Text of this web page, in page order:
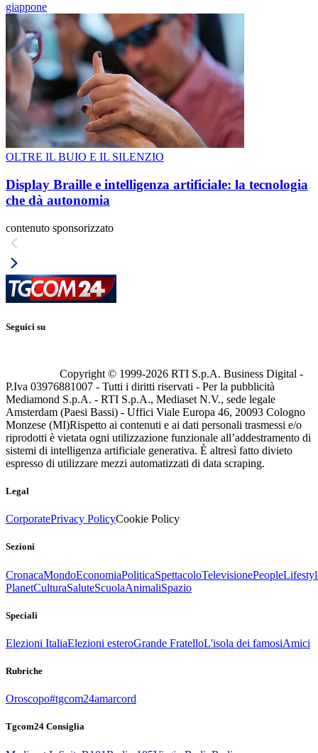
giappone
OLTRE IL BUIO E IL SILENZIO
Display Braille e intelligenza artificiale: la tecnologia
che dà autonomia
contenuto sponsorizzato
Seguici su
Copyright © 1999-2026 RTI S.p.A. Business Digital -
P.Iva 03976881007 - Tutti i diritti riservati - Per la pubblicità
Mediamond S.p.A. - RTI S.p.A., Mediaset N.V., sede legale
Amsterdam (Paesi Bassi) - Uffici Viale Europa 46, 20093 Cologno
Monzese (MI)Rispetto ai contenuti e ai dati personali trasmessi e/o
riprodotti è vietata ogni utilizzazione funzionale all’addestramento di
sistemi di intelligenza artificiale generativa. È altresì fatto divieto
espresso di utilizzare mezzi automatizzati di data scraping.
Legal
CorporatePrivacy PolicyCookie Policy
Sezioni
CronacaMondoEconomiaPoliticaSpettacoloTelevisionePeople
PlanetCulturaSaluteScuolaAnimaliSpazio
Speciali
Elezioni ItaliaElezioni esteroGrande FratelloL'isola dei famosiAmici
Rubriche
Oroscopo#tgcom24amarcord
Tgcom24 Consiglia